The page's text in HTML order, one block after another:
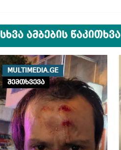
სხვა ამბების წაკითხვა
MULTIMEDIA.GE
შემთხვევა